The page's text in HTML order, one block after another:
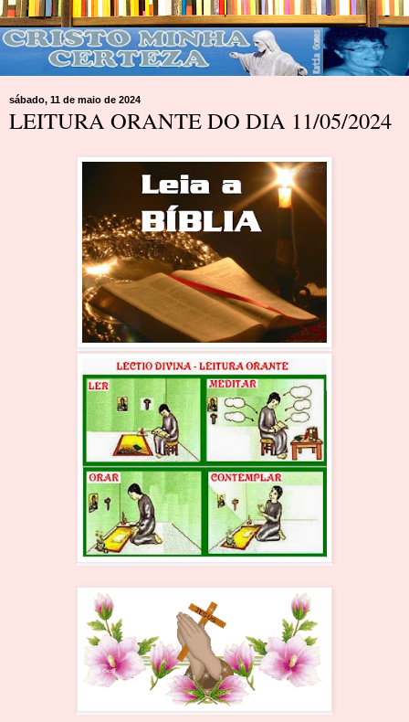
sábado, 11 de maio de 2024
LEITURA ORANTE DO DIA 11/05/2024